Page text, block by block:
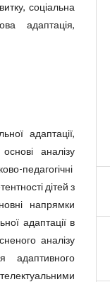
соціальна
адаптація,
адаптації,
аналізу
педагогічні
дітей з
напрямки
адаптації в
аналізу
адаптивного